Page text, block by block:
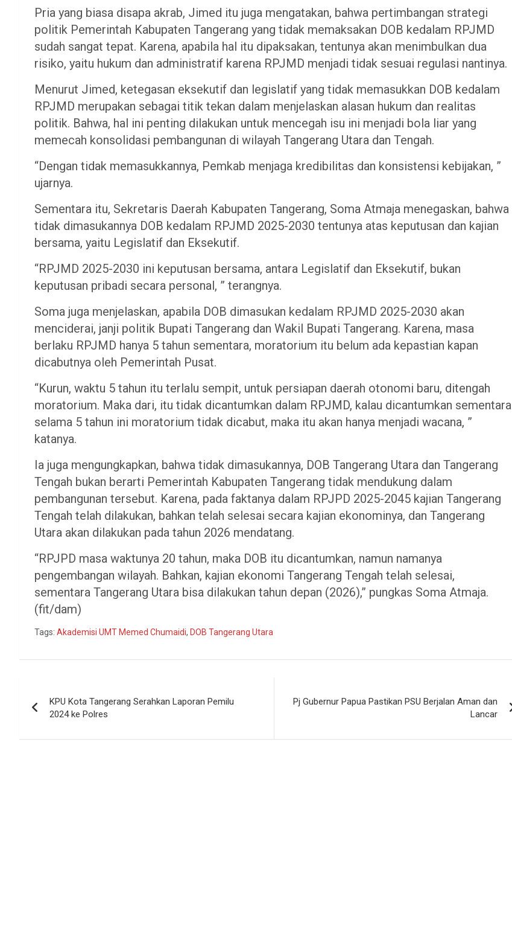
Pria yang biasa disapa akrab, Jimed itu juga mengatakan, bahwa pertimbangan strategi
politik Pemerintah Kabupaten Tangerang yang tidak memaksakan DOB kedalam RPJMD
sudah sangat tepat. Karena, apabila hal itu dipaksakan, tentunya akan menimbulkan dua
risiko, yaitu hukum dan administratif karena RPJMD menjadi tidak sesuai regulasi nantinya.
Menurut Jimed, ketegasan eksekutif dan legislatif yang tidak memasukkan DOB kedalam
RPJMD merupakan sebagai titik tekan dalam menjelaskan alasan hukum dan realitas
politik. Bahwa, hal ini penting dilakukan untuk mencegah isu ini menjadi bola liar yang
memecah konsolidasi pembangunan di wilayah Tangerang Utara dan Tengah.
“Dengan tidak memasukkannya, Pemkab menjaga kredibilitas dan konsistensi kebijakan, ”
ujarnya.
Sementara itu, Sekretaris Daerah Kabupaten Tangerang, Soma Atmaja menegaskan, bahwa
tidak dimasukannya DOB kedalam RPJMD 2025-2030 tentunya atas keputusan dan kajian
bersama, yaitu Legislatif dan Eksekutif.
“RPJMD 2025-2030 ini keputusan bersama, antara Legislatif dan Eksekutif, bukan
keputusan pribadi secara personal, ” terangnya.
Soma juga menjelaskan, apabila DOB dimasukan kedalam RPJMD 2025-2030 akan
menciderai, janji politik Bupati Tangerang dan Wakil Bupati Tangerang. Karena, masa
berlaku RPJMD hanya 5 tahun sementara, moratorium itu belum ada kepastian kapan
dicabutnya oleh Pemerintah Pusat.
“Kurun, waktu 5 tahun itu terlalu sempit, untuk persiapan daerah otonomi baru, ditengah
moratorium. Maka dari, itu tidak dicantumkan dalam RPJMD, kalau dicantumkan sementara
selama 5 tahun ini moratorium tidak dicabut, maka itu akan hanya menjadi wacana, ”
katanya.
Ia juga mengungkapkan, bahwa tidak dimasukannya, DOB Tangerang Utara dan Tangerang
Tengah bukan berarti Pemerintah Kabupaten Tangerang tidak mendukung dalam
pembangunan tersebut. Karena, pada faktanya dalam RPJPD 2025-2045 kajian Tangerang
Tengah telah dilakukan, bahkan telah selesai secara kajian ekonominya, dan Tangerang
Utara akan dilakukan pada tahun 2026 mendatang.
“RPJPD masa waktunya 20 tahun, maka DOB itu dicantumkan, namun namanya
pengembangan wilayah. Bahkan, kajian ekonomi Tangerang Tengah telah selesai,
sementara Tangerang Utara bisa dilakukan tahun depan (2026),” pungkas Soma Atmaja.
(fit/dam)
Tags: Akademisi UMT Memed Chumaidi, DOB Tangerang Utara
pos
KPU Kota Tangerang Serahkan Laporan Pemilu
2024 ke Polres
Pj Gubernur Papua Pastikan PSU Berjalan Aman dan
Lancar